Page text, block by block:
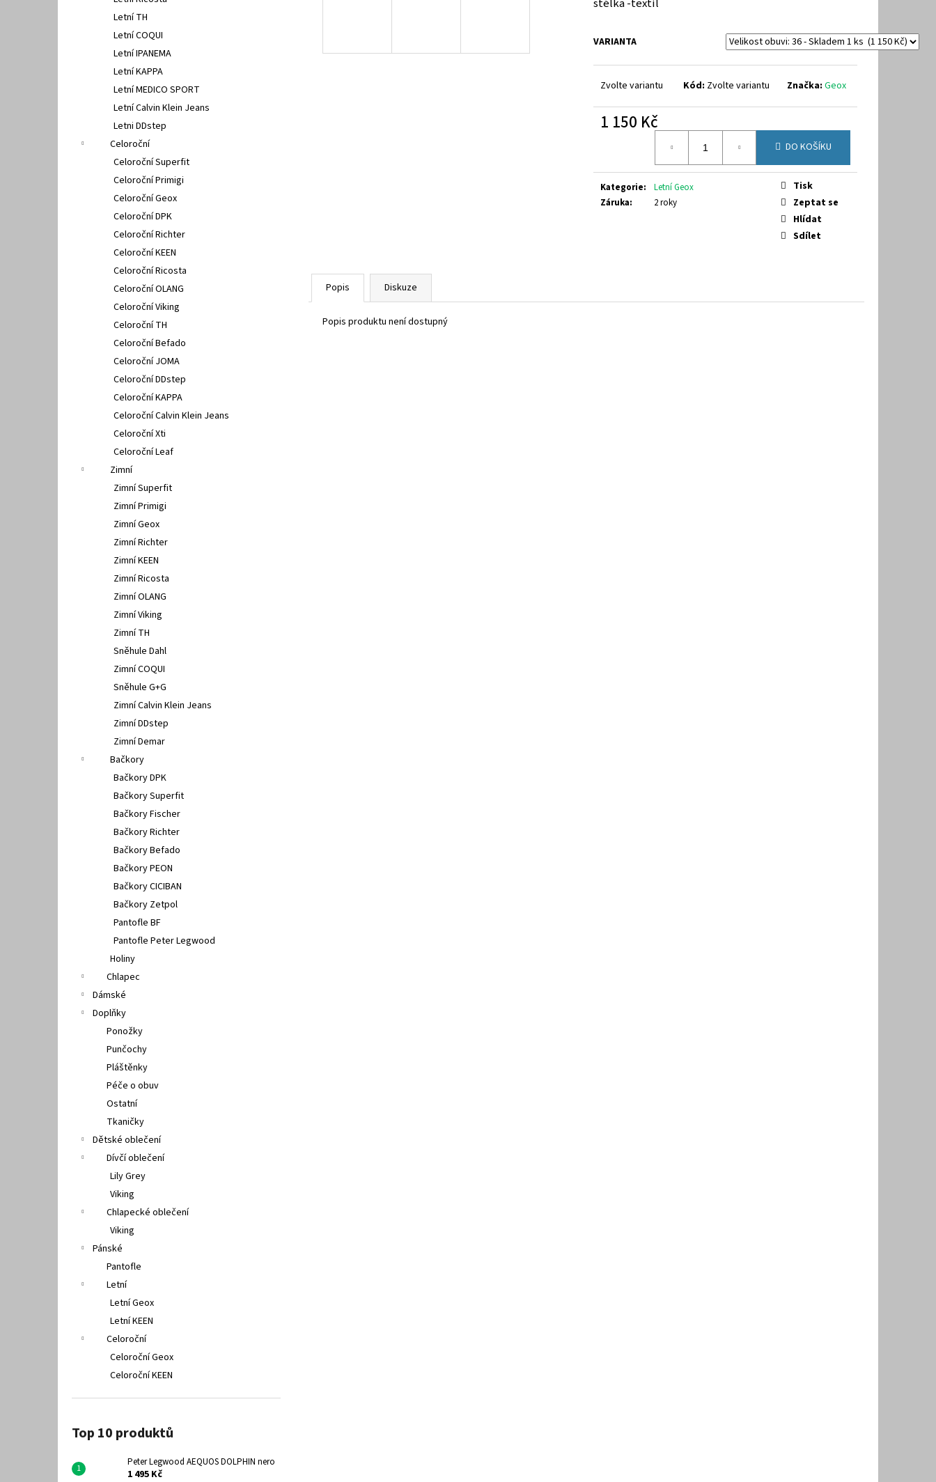
Letní TH
Letní COQUI
Letní IPANEMA
Letní KAPPA
Letní MEDICO SPORT
Letní Calvin Klein Jeans
Letni DDstep
Celoroční
Celoroční Superfit
Celoroční Primigi
Celoroční Geox
Celoroční DPK
Celoroční Richter
Celoroční KEEN
Celoroční Ricosta
Celoroční OLANG
Celoroční Viking
Celoroční TH
Celoroční Befado
Celoroční JOMA
Celoroční DDstep
Celoroční KAPPA
Celoroční Calvin Klein Jeans
Celoroční Xti
Celoroční Leaf
Zimní
Zimní Superfit
Zimní Primigi
Zimní Geox
Zimní Richter
Zimní KEEN
Zimní Ricosta
Zimní OLANG
Zimní Viking
Zimní TH
Sněhule Dahl
Zimní COQUI
Sněhule G+G
Zimní Calvin Klein Jeans
Zimní DDstep
Zimní Demar
Bačkory
Bačkory DPK
Bačkory Superfit
Bačkory Fischer
Bačkory Richter
Bačkory Befado
Bačkory PEON
Bačkory CICIBAN
Bačkory Zetpol
Pantofle BF
Pantofle Peter Legwood
Holiny
Chlapec
Dámské
Doplňky
Ponožky
Punčochy
Pláštěnky
Péče o obuv
Ostatní
Tkaničky
Dětské oblečení
Dívčí oblečení
Lily Grey
Viking
Chlapecké oblečení
Viking
Pánské
Pantofle
Letní
Letní Geox
Letní KEEN
Celoroční
Celoroční Geox
Celoroční KEEN
Top 10 produktů
Peter Legwood AEQUOS DOLPHIN nero
1 495 Kč
VARIANTA
Zvolte variantu Kód: Zvolte variantu Značka:Geox
1 150 Kč
DO KOŠÍKU
Kategorie:
Letní Geox
Záruka: 2 roky
Tisk
Zeptat se
Hlídat
Sdílet
Popis Diskuze
Popis produktu není dostupný
1 495 Kč